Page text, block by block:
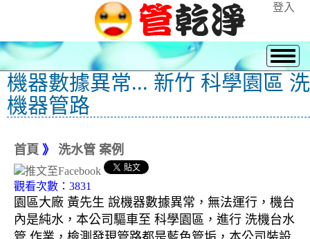
登入
機器數據異常... 新竹 科學園區 洗
機器管路
首頁 》 洗水管 案例
觀看次數：3831
園區大廠 黃先生 說機器數據異常，無法運行，機台
內是純水，本公司驅車至 科學園區，進行 洗機台水